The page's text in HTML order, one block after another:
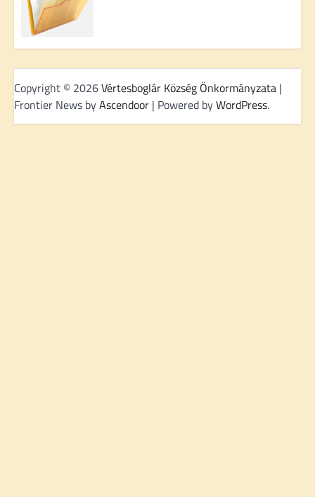
Copyright © 2026Vértesboglár Község Önkormányzata |
Frontier News byAscendoor | Powered byWordPress.